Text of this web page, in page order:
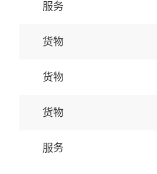
服务
货物
货物
货物
服务